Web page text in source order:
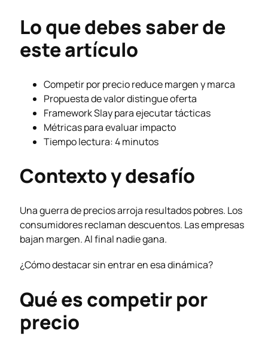
Lo que debes saber de
este artículo
Competir por precio reduce margen y marca
Propuesta de valor distingue oferta
Framework Slay para ejecutar tácticas
Métricas para evaluar impacto
Tiempo lectura: 4 minutos
Contexto y desafío
Una guerra de precios arroja resultados pobres. Los
consumidores reclaman descuentos. Las empresas
bajan margen. Al final nadie gana.
¿Cómo destacar sin entrar en esa dinámica?
Qué es competir por
precio